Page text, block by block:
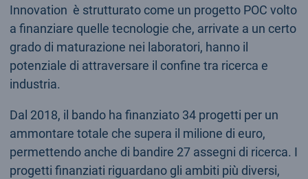
Innovation è strutturato come un progetto POC volto
a finanziare quelle tecnologie che, arrivate a un certo
grado di maturazione nei laboratori, hanno il
potenziale di attraversare il confine tra ricerca e
industria.
Dal 2018, il bando ha finanziato 34 progetti per un
ammontare totale che supera il milione di euro,
permettendo anche di bandire 27 assegni di ricerca. I
progetti finanziati riguardano gli ambiti più diversi,